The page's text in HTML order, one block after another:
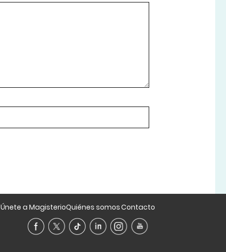
Únete a MagisterioQuiénes somosContacto